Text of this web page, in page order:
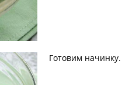
Готовим начинку.